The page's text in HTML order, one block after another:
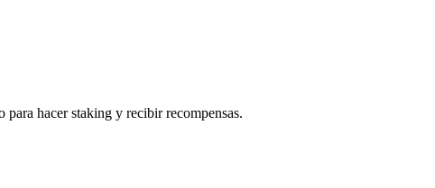
hacer staking y recibir recompensas.